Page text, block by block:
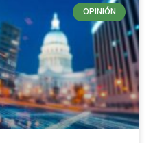
OPINIÓN